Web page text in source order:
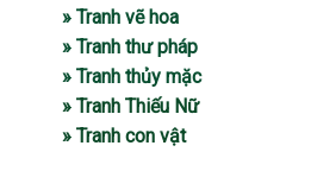
» Tranh vẽ hoa
» Tranh thư pháp
» Tranh thủy mặc
» Tranh Thiếu Nữ
» Tranh con vật